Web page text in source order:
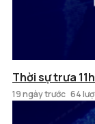
Thời sự trưa
19 ngày trước 64